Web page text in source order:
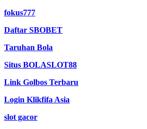
fokus777
Daftar SBOBET
Taruhan Bola
Situs BOLASLOT88
Link Golbos Terbaru
Login Klikfifa Asia
slot gacor